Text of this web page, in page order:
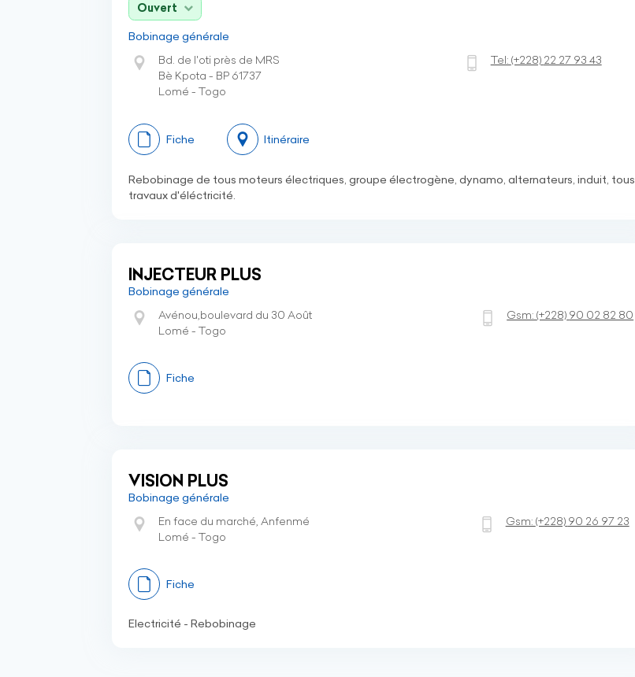
Ouvert
Bobinage générale
Bd. de l'oti près de MRS
Bè Kpota - BP 61737
Lomé - Togo
Tel: (+228) 22 27 93 43
Fiche Itinéraire
Rebobinage de tous moteurs électriques, groupe électrogène, dynamo, alternateurs, induit, tous
travaux d'éléctricité.
INJECTEUR PLUS
Bobinage générale
Avénou,boulevard du 30 Août
Lomé - Togo
Gsm:(+228) 90 02 82 80
Fiche
VISION PLUS
Bobinage générale
En face du marché, Anfenmé
Lomé - Togo
Gsm: (+228) 90 26 97 23
Fiche
Electricité - Rebobinage